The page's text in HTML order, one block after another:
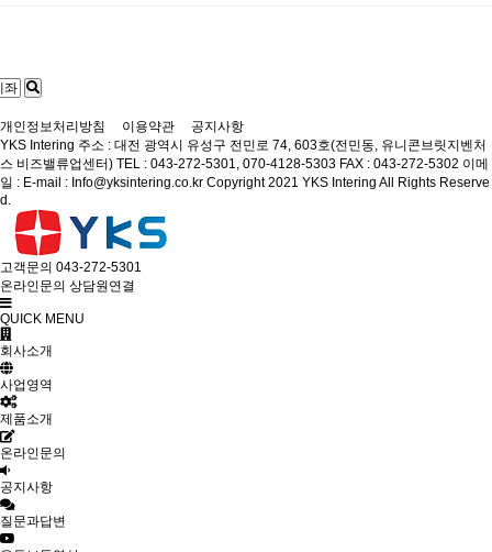
개인정보처리방침 이용약관
공지사항
YKS Intering 주소 : 대전 광역시 유성구 전민로 74, 603호(전민동, 유니콘브릿지벤처
스 비즈밸류업센터) TEL : 043-272-5301, 070-4128-5303 FAX : 043-272-5302 이메
일 : E-mail : Info@yksintering.co.kr Copyright 2021 YKS Intering All Rights Reserve
d.
고객문의 043-272-5301
온라인문의 상담원연결
QUICK MENU
회사소개
사업영역
제품소개
온라인문의
공지사항
질문과답변